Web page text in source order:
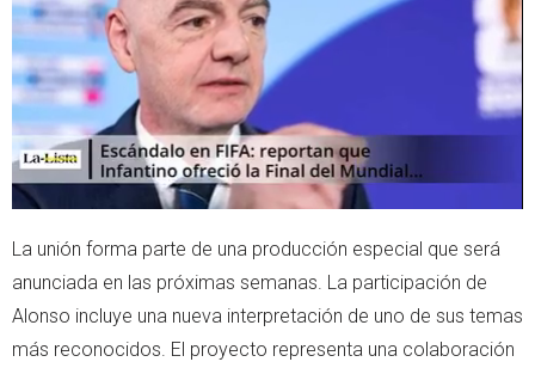
La unión forma parte de una producción especial que será
anunciada en las próximas semanas. La participación de
Alonso incluye una nueva interpretación de uno de sus temas
más reconocidos. El proyecto representa una colaboración